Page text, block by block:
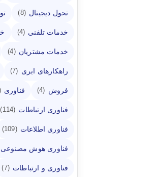
تحول دیجیتال (8)
خدمات تلفنی (4)
خدمات مشتریان (4)
راهکارهای ابری (7)
فروش (4) فناوری
فناوری ارتباطات (114)
فناوری اطلاعات (109)
فناوری هوش مصنوعی
فناوری و ارتباطات (7)